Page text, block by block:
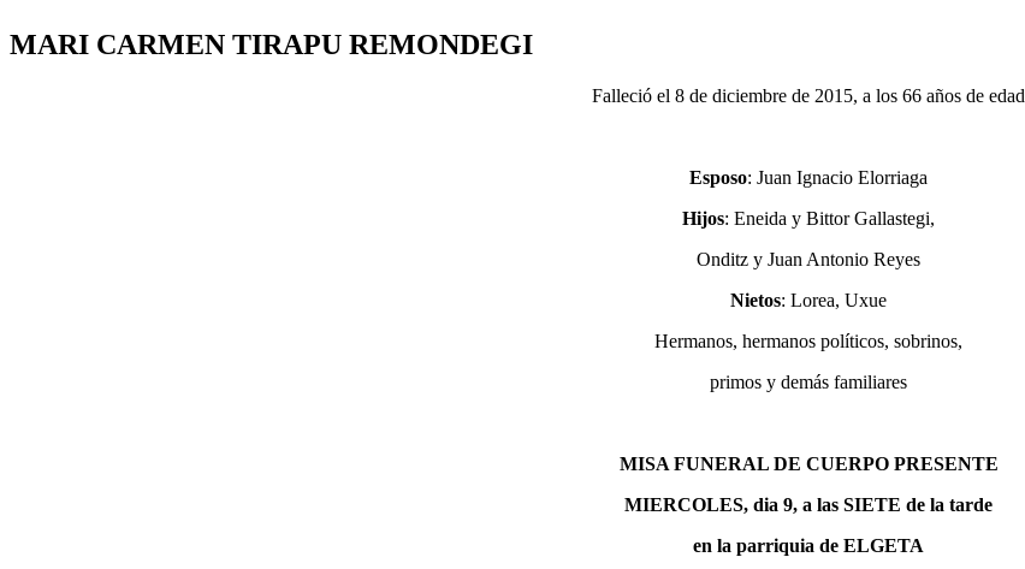
MARI CARMEN TIRAPU REMONDEGI
Falleció el 8 de diciembre de 2015, a los 66 años de edad
Esposo: Juan Ignacio Elorriaga
Hijos: Eneida y Bittor Gallastegi,
Onditz y Juan Antonio Reyes
Nietos: Lorea, Uxue
Hermanos, hermanos políticos, sobrinos,
primos y demás familiares
MISA FUNERAL DE CUERPO PRESENTE
MIERCOLES, dia 9, a las SIETE de la tarde
en la parriquia de ELGETA